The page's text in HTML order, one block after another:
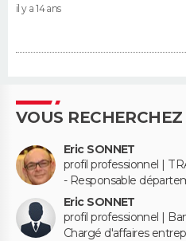
il y a 14 ans
VOUS
Eric SONNET
profil professionnel |
- Responsable
Eric SONNET
profil professionnel |
Chargé d'affaires